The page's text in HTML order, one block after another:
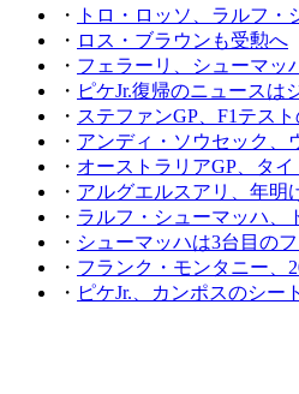
・
トロ・ロッソ、ラルフ
・ ロス・ブラウンも受勲へ
・ フェラーリ、シューマッ
・ ピケJr.復帰のニュースは
・ ステファンGP、F1テス
・ アンディ・ソウセック、
・ オーストラリアGP、タ
・ アルグエルスアリ、年明
・ ラルフ・シューマッハ、
・ シューマッハは3台目の
・ フランク・モンタニー、
・ ピケJr.、カンポスのシー